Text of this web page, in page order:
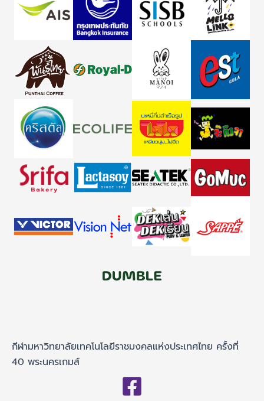
กีฬามหาวิทยาลัยเทคโนโลยีราชมงคลแห่งประเทศไทย ครั้งที่
40 พระนครเกมส์